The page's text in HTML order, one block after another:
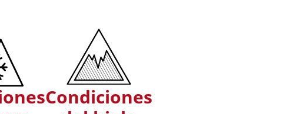
Condiciones